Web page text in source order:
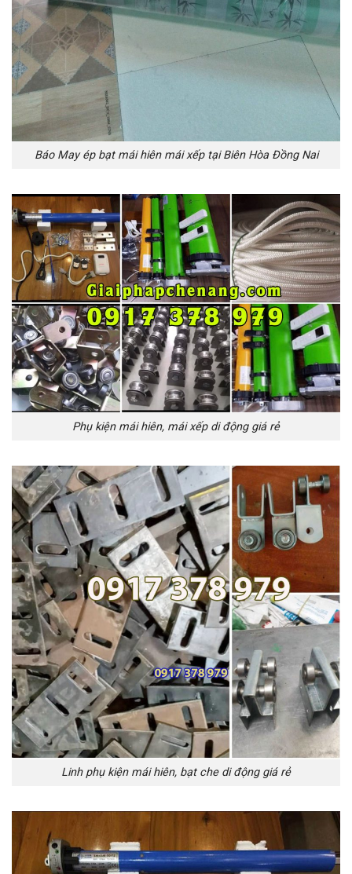
Báo May ép bạt mái hiên mái xếp tại Biên Hòa Đồng Nai
Phụ kiện mái hiên, mái xếp di động giá rẻ
Linh phụ kiện mái hiên, bạt che di động giá rẻ